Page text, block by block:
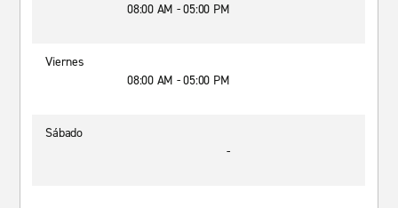
08:00 AM - 05:00 PM
Viernes
08:00 AM - 05:00 PM
Sábado
-